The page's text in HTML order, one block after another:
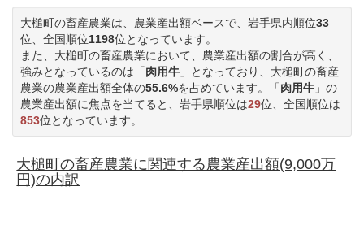
大槌町の畜産農業は、農業産出額ベースで、岩手県内順位33
位、全国順位1198位となっています。
また、大槌町の畜産農業において、農業産出額の割合が高く、
強みとなっているのは「肉用牛 」となっており、大槌町の畜産
農業の農業産出額全体の55.6%を占めています。「肉用牛 」の
農業産出額に焦点を当てると、岩手県順位は29位、全国順位は
853位となっています。
大槌町の畜産農業に関連する農業産出額(9,000万
円)の内訳